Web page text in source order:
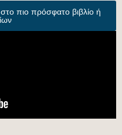
πιο πρόσφατο βιβλίο ή